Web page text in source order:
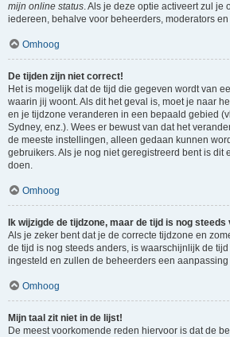
mijn online status. Als je deze optie activeert zul je
iedereen, behalve voor beheerders, moderators
Omhoog
De tijden zijn niet correct!
Het is mogelijk dat de tijd die gegeven wordt van
waarin jij woont. Als dit het geval is, moet je naar
en je tijdzone veranderen in een bepaald gebied
Sydney, enz.). Wees er bewust van dat het
de meeste instellingen, alleen gedaan kunnen
gebruikers. Als je nog niet geregistreerd bent is dit
doen.
Omhoog
Ik wijzigde de tijdzone, maar de tijd is nog
Als je zeker bent dat je de correcte tijdzone en
de tijd is nog steeds anders, is waarschijnlijk de
ingesteld en zullen de beheerders een
Omhoog
Mijn taal zit niet in de lijst!
De meest voorkomende reden hiervoor is dat de